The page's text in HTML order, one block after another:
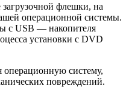
флешки, на
операционной системы.
с USB — накопителя
установки с DVD
операционную систему,
повреждений.